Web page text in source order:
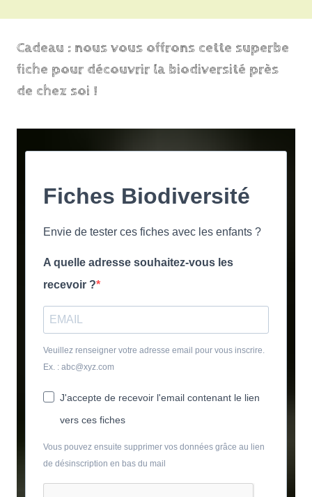
Cadeau : nous vous offrons cette superbe
fiche pour découvrir la biodiversité près
de chez soi !
Fiches Biodiversité
Envie de tester ces fiches avec les enfants ?
A quelle adresse souhaitez-vous les
recevoir ?
Veuillez renseigner votre adresse email pour vous inscrire.
Ex. : abc@xyz.com
J'accepte de recevoir l'email contenant le lien
vers ces fiches
Vous pouvez ensuite supprimer vos données grâce au lien
de désinscription en bas du mail